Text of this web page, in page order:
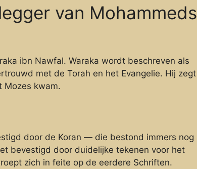
van Mohammeds
ibn Nawfal. Waraka wordt beschreven als
met de Torah en het Evangelie. Hij zegt
Mozes kwam.
door de Koran — die bestond immers nog
bevestigd door duidelijke tekenen voor het
zich in feite op de eerdere Schriften.